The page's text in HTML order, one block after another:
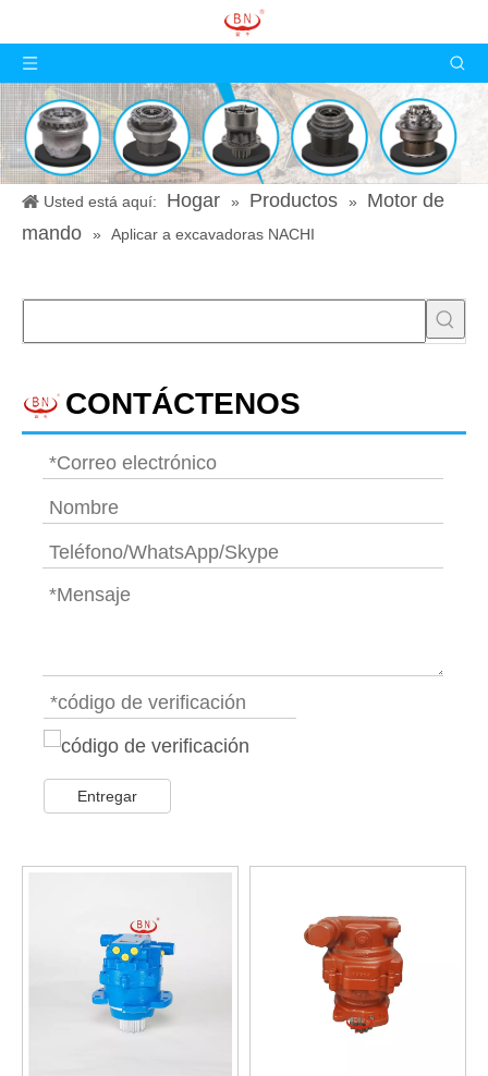
Usted está aquí: Hogar » Productos »
Motor de
mando
» Aplicar a excavadoras NACHI
CONTÁCTENOS
Entregar